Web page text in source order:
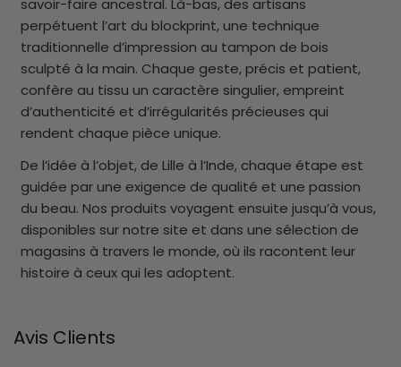
savoir-faire ancestral. Là-bas, des artisans
perpétuent l’art du blockprint, une technique
traditionnelle d’impression au tampon de bois
sculpté à la main. Chaque geste, précis et patient,
confère au tissu un caractère singulier, empreint
d’authenticité et d’irrégularités précieuses qui
rendent chaque pièce unique.
De l’idée à l’objet, de Lille à l’Inde, chaque étape est
guidée par une exigence de qualité et une passion
du beau. Nos produits voyagent ensuite jusqu’à vous,
disponibles sur notre site et dans une sélection de
magasins à travers le monde, où ils racontent leur
histoire à ceux qui les adoptent.
Avis Clients